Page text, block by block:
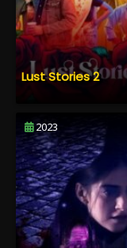
Lust Stories 2
2023